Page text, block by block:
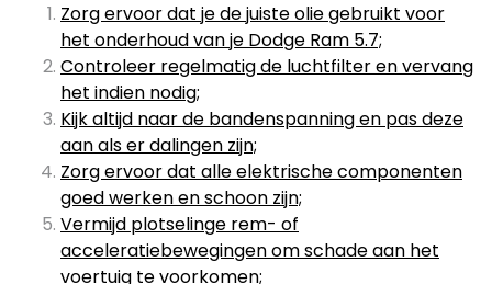
Zorg ervoor dat je de juiste olie gebruikt voor
het onderhoud van je Dodge Ram 5.7;
Controleer regelmatig de luchtfilter en vervang
het indien nodig;
Kijk altijd naar de bandenspanning en pas deze
aan als er dalingen zijn;
Zorg ervoor dat alle elektrische componenten
goed werken en schoon zijn;
Vermijd plotselinge rem- of
acceleratiebewegingen om schade aan het
voertuig te voorkomen;